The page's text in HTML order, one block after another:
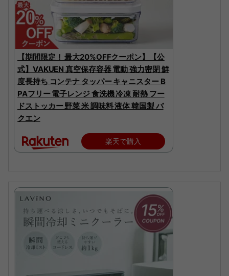
【期間限定！ 最大20%OFFクーポン】【公
式】VAKUEN 真空保存容器 電動 強力密閉 鮮
度長持ち コンテナ タッパー キャニスター B
PAフリー 電子レンジ 食洗機 冷凍 耐熱 フー
ドストッカー 野菜 米 調味料 液体 韓国製 バ
クエン
楽天で購入